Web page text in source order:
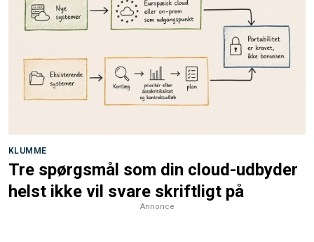
KLUMME
Tre spørgsmål som din cloud-udbyder
helst ikke vil svare skriftligt på
Annonce